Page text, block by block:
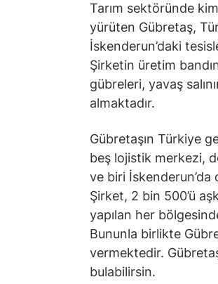
Tarım sektöründe
yürüten Gübretaş,
İskenderun’daki
Şirketin üretim
gübreleri, yavaş
almaktadır.
Gübretaşın Türkiye
beş lojistik merkezi,
ve biri İskenderun’da
Şirket, 2 bin 500’ü
yapılan her
Bununla birlikte
vermektedir.
bulabilirsin.